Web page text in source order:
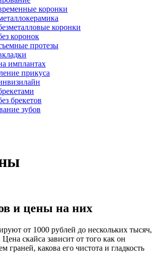
коронки
коронки
коронок
протезы
имплантах
прикуса
брекетов
зубов
и цены на них
от 1000 рублей до нескольких тысяч,
скайса зависит от того как он
граней, какова его чистота и гладкость